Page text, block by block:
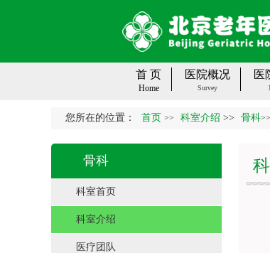
首 页
Home
医院概况
Survey
医
您所在的位置： 首页 >> 科室介绍 >> 骨科>>
骨科
科室首页
科室介绍
医疗团队